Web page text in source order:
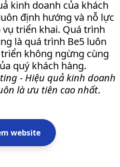
kinh doanh của khách
định hướng và nỗ lực
triển khai. Quá trình
là quá trình Be5 luôn
không ngừng cùng
quý khách hàng.
- Hiệu quả kinh doanh
là ưu tiên cao nhất.
website